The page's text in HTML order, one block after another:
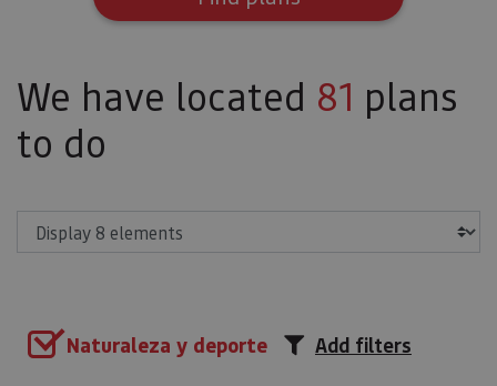
We have located 81 plans
to do
Naturaleza y deporte Add filters